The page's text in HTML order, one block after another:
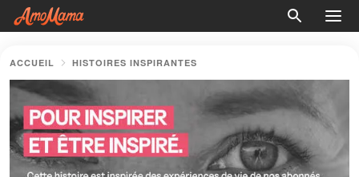
ACCUEIL HISTOIRES INSPIRANTES